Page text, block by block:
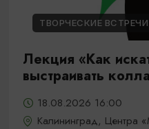
ТВОРЧЕСКИЕ
Лекция «Как
выстраивать
18.08.2026 16:00
Калининград, Центра